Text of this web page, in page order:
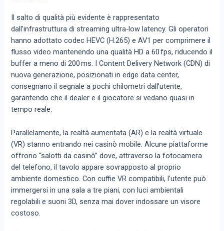
Il salto di qualità più evidente è rappresentato
dall’infrastruttura di streaming ultra‑low latency. Gli operatori
hanno adottato codec HEVC (H.265) e AV1 per comprimere il
flusso video mantenendo una qualità HD a 60 fps, riducendo il
buffer a meno di 200 ms. I Content Delivery Network (CDN) di
nuova generazione, posizionati in edge data center,
consegnano il segnale a pochi chilometri dall’utente,
garantendo che il dealer e il giocatore si vedano quasi in
tempo reale.
Parallelamente, la realtà aumentata (AR) e la realtà virtuale
(VR) stanno entrando nei casinò mobile. Alcune piattaforme
offrono “salotti da casinò” dove, attraverso la fotocamera
del telefono, il tavolo appare sovrapposto al proprio
ambiente domestico. Con cuffie VR compatibili, l’utente può
immergersi in una sala a tre piani, con luci ambientali
regolabili e suoni 3D, senza mai dover indossare un visore
costoso.